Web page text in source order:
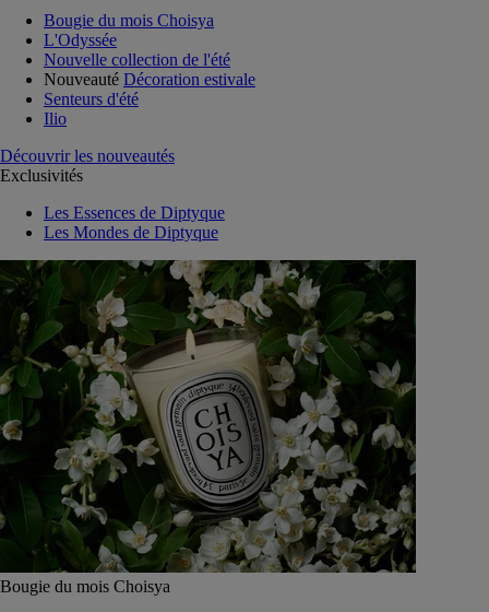
Bougie du mois Choisya
L'Odyssée
Nouvelle collection de l'été
Nouveauté Décoration estivale
Senteurs d'été
Ilio
Découvrir les nouveautés
Exclusivités
Les Essences de Diptyque
Les Mondes de Diptyque
Bougie du mois Choisya